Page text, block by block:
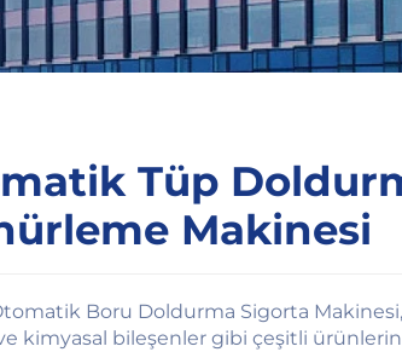
Tüp
Makinesi
Boru Doldurma Sigorta
kimyasal bileşenler gibi çeşitli